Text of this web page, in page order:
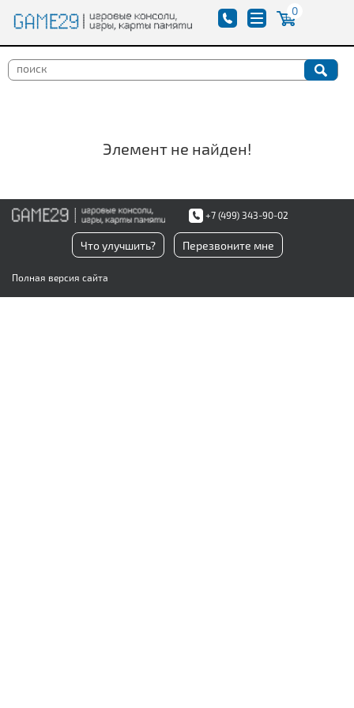
0
Элемент не найден!
+7 (499) 343-90-02
Что улучшить? Перезвоните мне
Полная версия сайта